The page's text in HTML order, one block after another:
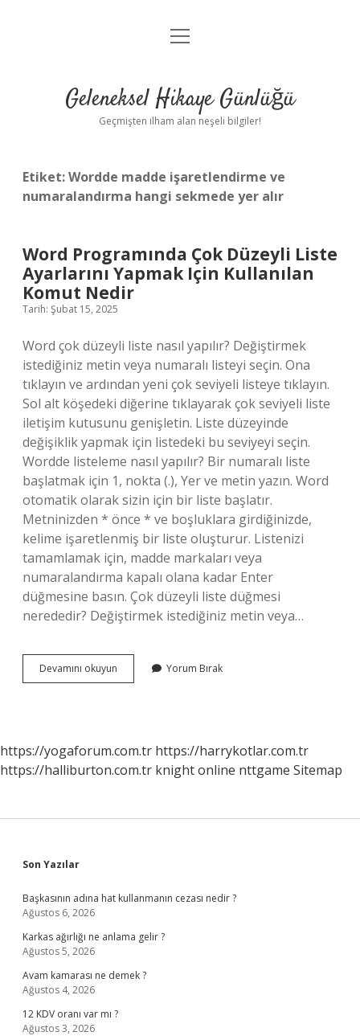
Anasayfa
Yasal Uyarı
menüyü
Geleneksel Hikaye Günlüğü
Geçmişten ilham alan neşeli bilgiler!
Etiket:Wordde madde işaretlendirme ve
numaralandırma hangi sekmede yer alır
Word Programında Çok Düzeyli Liste
Ayarlarını Yapmak Için Kullanılan
Komut Nedir
Tarih: Şubat 15, 2025
Word çok düzeyli liste nasıl yapılır? Değiştirmek
istediğiniz metin veya numaralı listeyi seçin. Ona
tıklayın ve ardından yeni çok seviyeli listeye tıklayın.
Sol alt köşedeki diğerine tıklayarak çok seviyeli liste
iletişim kutusunu genişletin. Liste düzeyinde
değişiklik yapmak için listedeki bu seviyeyi seçin.
Wordde listeleme nasıl yapılır? Bir numaralı liste
başlatmak için 1, nokta (.), Yer ve metin yazın. Word
otomatik olarak sizin için bir liste başlatır.
Metninizden * önce * ve boşluklara girdiğinizde,
kelime işaretlenmiş bir liste oluşturur. Listenizi
tamamlamak için, madde markaları veya
numaralandırma kapalı olana kadar Enter
düğmesine basın. Çok düzeyli liste düğmesi
nerededir? Değiştirmek istediğiniz metin veya…
Devamını okuyun
Programında
Yapmak
Için
Yorum Bırak
https://yogaforum.com.tr https://harrykotlar.com.tr
https://halliburton.com.tr knight online nttgame Sitemap
Sidebar
Son Yazılar
Başkasının adına hat kullanmanın cezası nedir ?
Ağustos 6, 2026
Karkas ağırlığı ne anlama gelir ?
Ağustos 5, 2026
Avam kamarası ne demek ?
Ağustos 4, 2026
12 KDV oranı var mı ?
Ağustos 3, 2026